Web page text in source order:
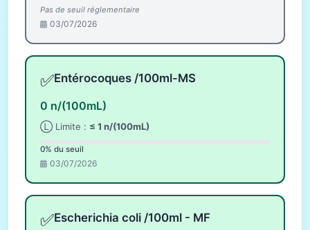
Pas de seuil réglementaire
03/07/2026
✅Entérocoques /100ml-MS
0 n/(100mL)
Ⓛ Limite : ≤ 1 n/(100mL)
0% du seuil
03/07/2026
✅Escherichia coli /100ml - MF